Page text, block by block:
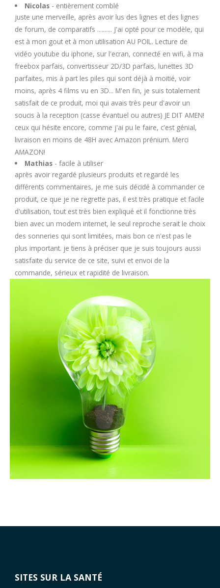
Nicolas- entièrement comblé
juste une merveille, après avoir lus des lignes et des lignes
de forum, de comparatifs .......... J'ai opté pour ce modèle, qui
est à mon gout et à mon utilisation AU POIL. Lecture de
vidéo youtube du iphone, sur l'ecran, connecté en wifi, à ma
freebox parfais, convertisseur 2D/3D parfais, lunettes 3D
parfaites, mis à part les piles qui sont déjà à moitié, voir
moins, après 4 films vu en 3D... M'en fin, je suis totalement
satisfait de ce produit, moi qui avais très peur d'avoir un
soucis à la reception (casse évantuel ou autres) JE DIT AMEN!
ceux qui hésite encore, comme j'ai pu le faire, c'est génial,
livraison en moins de 48H avec Amazon prénium. Merci
AMAZON!
Mathias- facile à utiliser
après avoir regardé plusieurs produits et regardé les
différents commentaires, je me suis décidé à commander ce
produit, ce que je ne regrette pas, il est très pratique et facile
d'utilisation, tout est très bien expliqué et il fonctionne très
bien avec un modem internet, le seul reproche serait le choix
des sonneries qui sont limitées, mais bon ce n'est pas le
plus important. je tiens à préciser que je suis toujours aussi
satisfaite du service de ce site, suivi et envoi de la
commande, sérieux et rapidité de livraison.
SITES SUR LA SANTÉ